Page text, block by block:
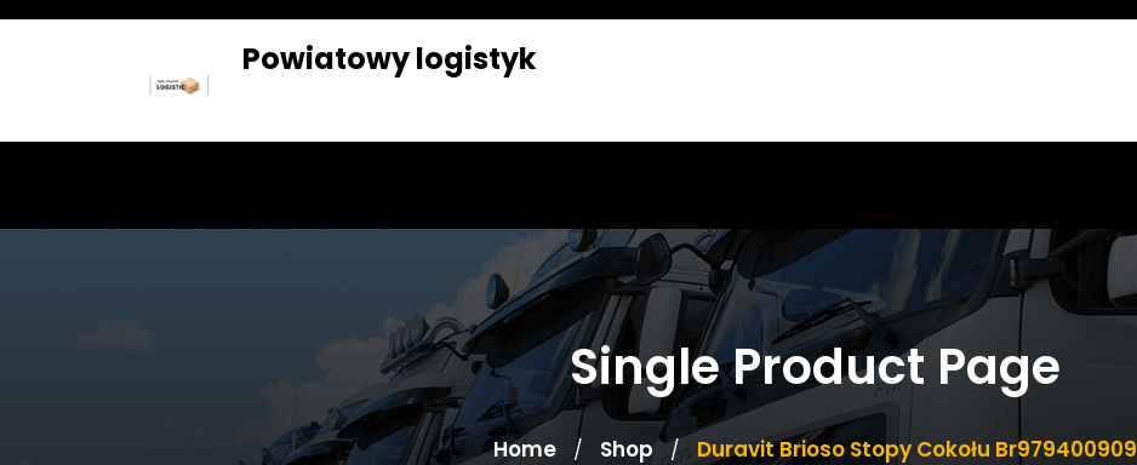
Skip
Powiatowy logistyk
Single Product Page
Home / Shop / Duravit Brioso Stopy Cokołu Br979400909